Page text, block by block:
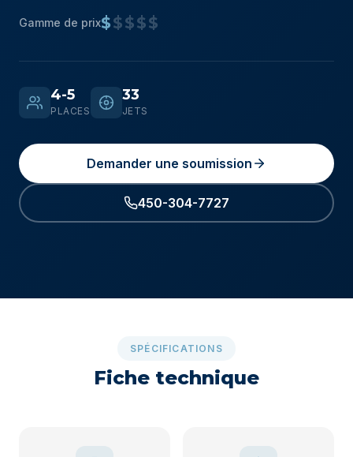
Gamme de prix$$$$$
4-5
PLACES
33
JETS
Demander une soumission
450-304-7727
SPÉCIFICATIONS
Fiche technique